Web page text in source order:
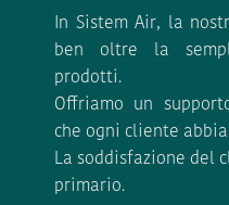
In Sistem Air, la
ben oltre la
prodotti.
Offriamo un
che ogni cliente
La soddisfazione del
primario.